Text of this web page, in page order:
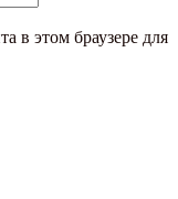
в этом браузере для